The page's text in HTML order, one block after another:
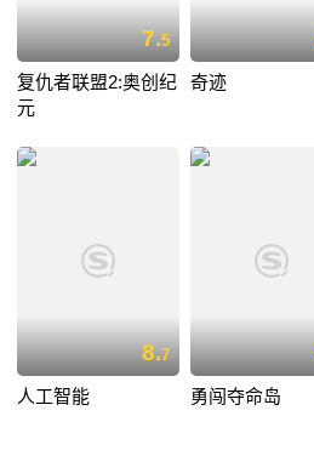
7.5
复仇者联盟2:奥创纪
元
奇迹
8.7
人工智能 勇闯夺命岛